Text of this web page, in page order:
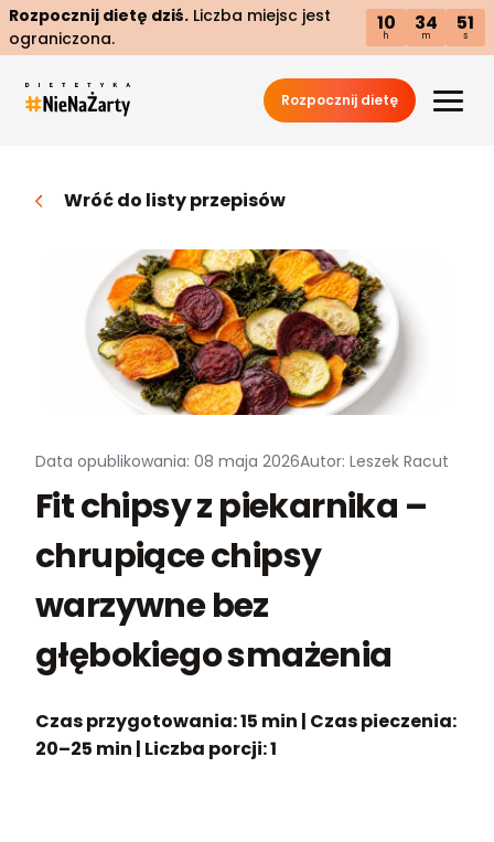
Rozpocznij dietę dziś. Liczba miejsc jest
ograniczona.
10
h
34
m
50
s
Rozpocznij dietę
Wróć do listy przepisów
Data opublikowania: 08 maja 2026Autor: Leszek Racut
Fit chipsy z piekarnika –
chrupiące chipsy
warzywne bez
głębokiego smażenia
Czas przygotowania: 15 min | Czas pieczenia:
20–25 min | Liczba porcji: 1